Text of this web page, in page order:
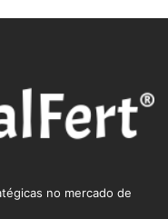
no mercado de